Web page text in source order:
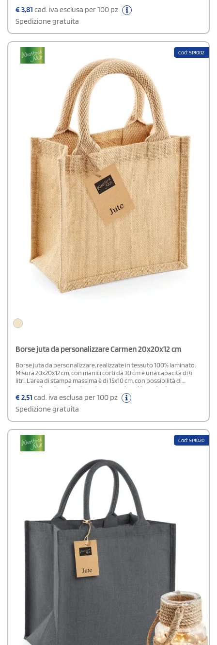
€3,81 cad. iva esclusa per 100 pz
Spedizione gratuita
Cod: SPJ002
Borse juta da personalizzare Carmen 20x20x12 cm
Borse juta da personalizzare, realizzate in tessuto 100% laminato.
Misura 20x20x12 cm, con manici corti da 30 cm e una capacità di 4
litri. L’area di stampa massima è di 15x10 cm, con possibilità di
personalizzazione fronte-retro a un colore. Un gadget
promozionale ecosostenibile perfetto per botteghe e negozi che
desiderano un tocco naturale e autentico.
€2,51 cad. iva esclusa per 100 pz
Spedizione gratuita
Cod: SPJ020